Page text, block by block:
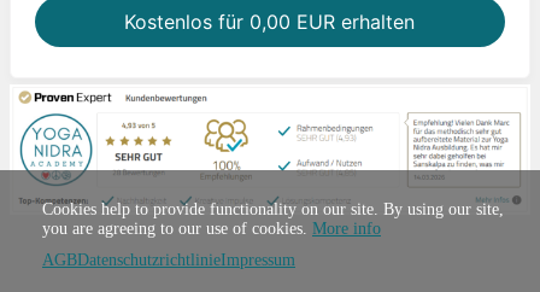
Kostenlos für 0,00 EUR erhalten
Cookies help to provide functionality on our site. By using our site,
you are agreeing to our use of cookies. More info
AGBDatenschutzrichtlinieImpressum